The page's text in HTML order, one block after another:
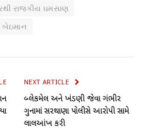
રાજકીય ઘમસાણ
બેઇમાન
NEXT ARTICLE
બ્લેકમેલ અને ખંડણી જેવા ગંભીર
ગુનામાં સરથાણા પોલીસે આરોપી સામે
લાલઆંખ કરી